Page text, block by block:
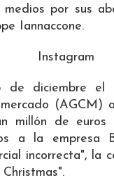
por sus
Iannaccone.
Instagram
de diciembre el
(AGCM)
millón de
a la empresa
incorrecta", la